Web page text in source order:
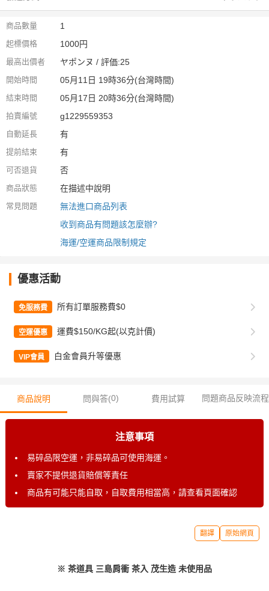
商品數量 1
起標價格 1000円
最高出價者 ヤポンヌ / 評価:25
開始時間 05月11日 19時36分(台灣時間)
結束時間 05月17日 20時36分(台灣時間)
拍賣編號 g1229559353
自動延長 有
提前結束 有
可否退貨 否
商品狀態 在描述中說明
常見問題
無法進口商品列表
收到商品有問題該怎麼辦?
海運/空運商品限制規定
優惠活動
免服務費 所有訂單服務費$0
空運優惠 運費$150/KG起(以克計價)
VIP會員 白金會員升等優惠
商品說明 問與答(0) 費用試算 問題商品反映流程
注意事項
易碎品限空運，非易碎品可使用海運。
賣家不提供退貨賠償等責任
商品有可能只能自取，自取費用相當高，請查看頁面確認
翻譯 原始網頁
※ 茶道具 三島肩衝 茶入 茂生造 未使用品